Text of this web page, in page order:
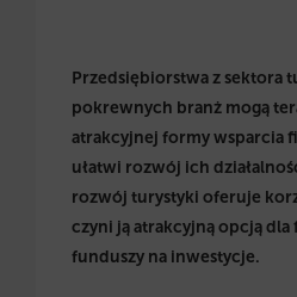
Przedsiębiorstwa z sektora
pokrewnych branż mogą
atrakcyjnej formy wsparcia
ułatwi rozwój ich
rozwój turystyki oferuje
czyni ją atrakcyjną opcją
funduszy na inwestycje.